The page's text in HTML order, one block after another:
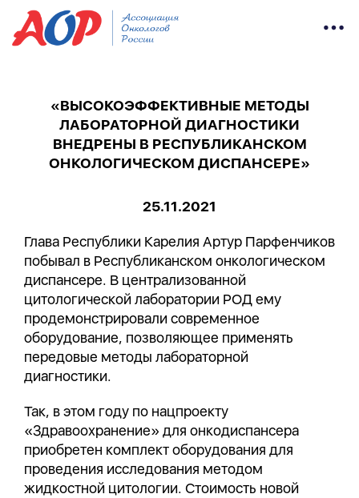
«ВЫСОКОЭФФЕКТИВНЫЕ МЕТОДЫ
ЛАБОРАТОРНОЙ ДИАГНОСТИКИ
ВНЕДРЕНЫ В РЕСПУБЛИКАНСКОМ
ОНКОЛОГИЧЕСКОМ ДИСПАНСЕРЕ»
25.11.2021
Глава Республики Карелия Артур Парфенчиков
побывал в Республиканском онкологическом
диспансере. В централизованной
цитологической лаборатории РОД ему
продемонстрировали современное
оборудование, позволяющее применять
передовые методы лабораторной
диагностики.
Так, в этом году по нацпроекту
«Здравоохранение» для онкодиспансера
приобретен комплект оборудования для
проведения исследования методом
жидкостной цитологии. Стоимость новой